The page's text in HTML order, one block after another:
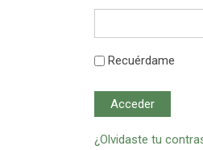
Recuérdame
Acceder
¿Olvidaste tu